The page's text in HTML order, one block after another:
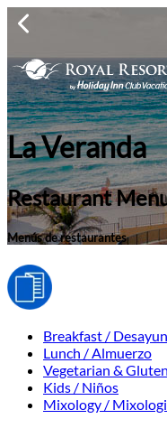
La Veranda
Restaurant
Menús de restaurantes
Breakfast /
Lunch / Almuerzo
Vegetarian &
Kids / Niños
Mixology /